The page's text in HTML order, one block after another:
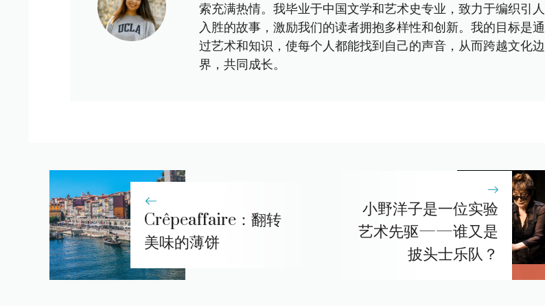
索充满热情。我毕业于中国文学和艺术史专业，致力于编织引人
入胜的故事，激励我们的读者拥抱多样性和创新。我的目标是通
过艺术和知识，使每个人都能找到自己的声音，从而跨越文化边
界，共同成长。
Crêpeaffaire：翻转
美味的薄饼
小野洋子是一位实验
艺术先驱——谁又是
披头士乐队？